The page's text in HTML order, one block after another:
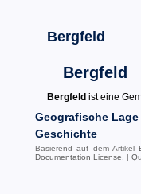
Bergfeld
Bergfeld
Bergfeld ist eine
Geografische Lage
Geschichte
Basierend auf dem Artikel
Documentation License . |